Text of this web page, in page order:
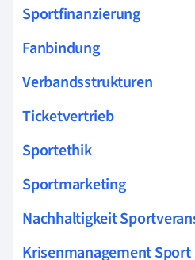
Sportfinanzierung
Fanbindung
Verbandsstrukturen
Ticketvertrieb
Sportethik
Sportmarketing
Nachhaltigkeit
Krisenmanagement Sport